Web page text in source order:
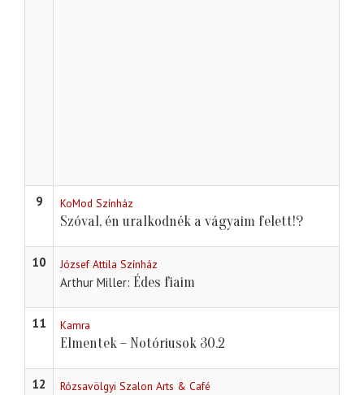
9 KoMod Színház
Szóval, én uralkodnék a vágyaim felett!?
10 József Attila Színház
Arthur Miller Édes fiaim
11 Kamra
Elmentek – Notóriusok 30.2
12 Rózsavölgyi Szalon Arts & Café